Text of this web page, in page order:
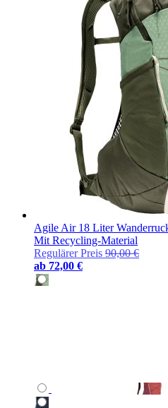
Agile Air 18 Liter
Mit Recycling-Material
Regulärer Preis 90,00 €
ab 72,00 €